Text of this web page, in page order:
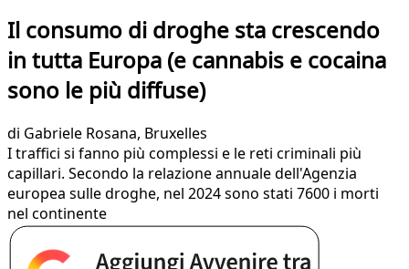
Il consumo di droghe sta crescendo
in tutta Europa (e cannabis e cocaina
sono le più diffuse)
di Gabriele Rosana, Bruxelles
I traffici si fanno più complessi e le reti criminali più
capillari. Secondo la relazione annuale dell'Agenzia
europea sulle droghe, nel 2024 sono stati 7600 i morti
nel continente